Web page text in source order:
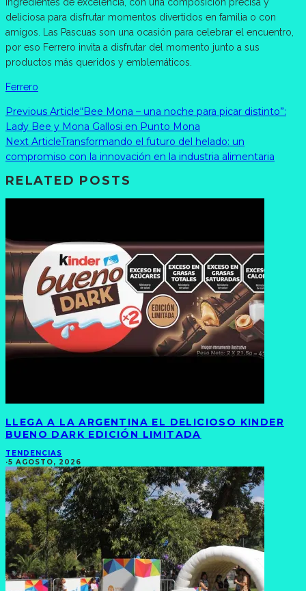
deliciosa para disfrutar momentos divertidos en familia o con
amigos. Las Pascuas son una ocasión para celebrar el encuentro,
por eso Ferrero invita a disfrutar del momento junto a sus
productos más queridos y emblemáticos.
Ferrero
Previous Article“Bee Mona – una noche para picar distinto”:
Lady Bee y Mona Gallosi en Punto Mona
Next ArticleTransformando el futuro del helado: un
compromiso con la innovación en la industria alimentaria
RELATED POSTS
LLEGA A LA ARGENTINA EL DELICIOSO KINDER
BUENO DARK EDICIÓN LIMITADA
TENDENCIAS
·5 AGOSTO, 2026